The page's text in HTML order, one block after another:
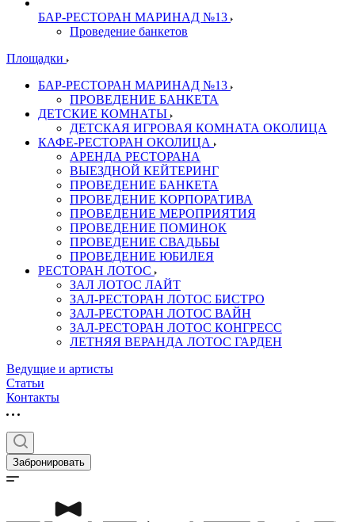
БАР-РЕСТОРАН МАРИНАД №13
Проведение банкетов
Площадки
БАР-РЕСТОРАН МАРИНАД №13
ПРОВЕДЕНИЕ БАНКЕТА
ДЕТСКИЕ КОМНАТЫ
ДЕТСКАЯ ИГРОВАЯ КОМНАТА ОКОЛИЦА
КАФЕ-РЕСТОРАН ОКОЛИЦА
АРЕНДА РЕСТОРАНА
ВЫЕЗДНОЙ КЕЙТЕРИНГ
ПРОВЕДЕНИЕ БАНКЕТА
ПРОВЕДЕНИЕ КОРПОРАТИВА
ПРОВЕДЕНИЕ МЕРОПРИЯТИЯ
ПРОВЕДЕНИЕ ПОМИНОК
ПРОВЕДЕНИЕ СВАДЬБЫ
ПРОВЕДЕНИЕ ЮБИЛЕЯ
РЕСТОРАН ЛОТОС
ЗАЛ ЛОТОС ЛАЙТ
ЗАЛ-РЕСТОРАН ЛОТОС БИСТРО
ЗАЛ-РЕСТОРАН ЛОТОС ВАЙН
ЗАЛ-РЕСТОРАН ЛОТОС КОНГРЕСС
ЛЕТНЯЯ ВЕРАНДА ЛОТОС ГАРДЕН
Ведущие и артисты
Статьи
Контакты
Забронировать